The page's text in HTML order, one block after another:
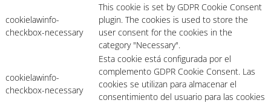
cookielawinfo-
checkbox-necessary
This cookie is set by GDPR Cookie Consent
plugin. The cookies is used to store the
user consent for the cookies in the
category "Necessary".
cookielawinfo-
checkbox-necessary
Esta cookie está configurada por el
complemento GDPR Cookie Consent. Las
cookies se utilizan para almacenar el
consentimiento del usuario para las cookies